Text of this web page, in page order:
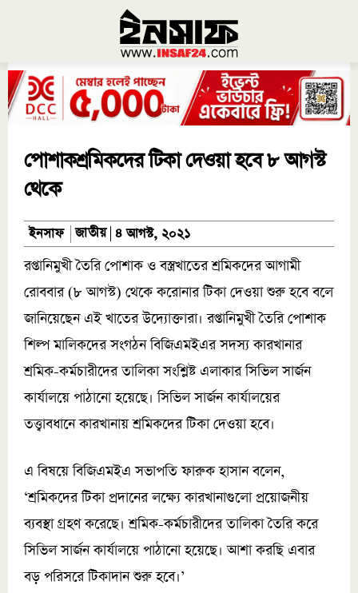
পোশাকশ্রমিকদের টিকা দেওয়া হবে ৮ আগস্ট
থেকে
ইনসাফ জাতীয় ৪ আগস্ট, ২০২১
রপ্তানিমুখী তৈরি পোশাক ও বস্ত্রখাতের শ্রমিকদের আগামী
রোববার (৮ আগস্ট) থেকে করোনার টিকা দেওয়া শুরু হবে বলে
জানিয়েছেন এই খাতের উদ্যোক্তারা। রপ্তানিমুখী তৈরি পোশাক
শিল্প মালিকদের সংগঠন বিজিএমইএর সদস্য কারখানার
শ্রমিক-কর্মচারীদের তালিকা সংশ্লিষ্ট এলাকার সিভিল সার্জন
কার্যালয়ে পাঠানো হয়েছে। সিভিল সার্জন কার্যালয়ের
তত্ত্বাবধানে কারখানায় শ্রমিকদের টিকা দেওয়া হবে।
এ বিষয়ে বিজিএমইএ সভাপতি ফারুক হাসান বলেন,
‘শ্রমিকদের টিকা প্রদানের লক্ষ্যে কারখানাগুলো প্রয়োজনীয়
ব্যবস্থা গ্রহণ করেছে। শ্রমিক-কর্মচারীদের তালিকা তৈরি করে
সিভিল সার্জন কার্যালয়ে পাঠানো হয়েছে। আশা করছি এবার
বড় পরিসরে টিকাদান শুরু হবে।’